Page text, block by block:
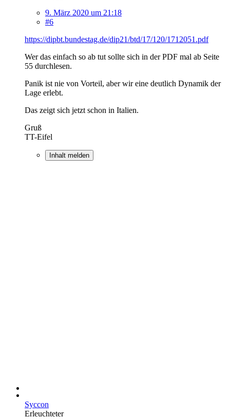
9. März 2020 um 21:18
#6
https://dipbt.bundestag.de/dip21/btd/17/120/1712051.pdf
Wer das einfach so ab tut sollte sich in der PDF mal ab Seite
55 durchlesen.
Panik ist nie von Vorteil, aber wir eine deutlich Dynamik der
Lage erlebt.
Das zeigt sich jetzt schon in Italien.
Gruß
TT-Eifel
Inhalt melden
Syccon
Erleuchteter